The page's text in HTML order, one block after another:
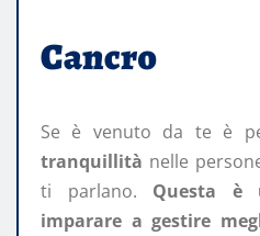
Cancro
Se è venuto da te è
tranquillità nelle
ti parlano. Questa è
imparare a gestire